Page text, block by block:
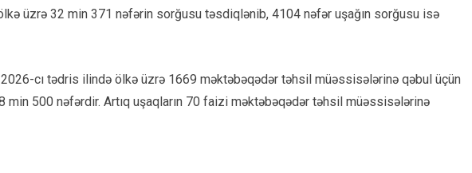
üzrə 32 min 371 nəfərin sorğusu təsdiqlənib, 4104 nəfər uşağın sorğusu isə
cı tədris ilində ölkə üzrə 1669 məktəbəqədər təhsil müəssisələrinə qəbul üçün
min 500 nəfərdir. Artıq uşaqların 70 faizi məktəbəqədər təhsil müəssisələrinə